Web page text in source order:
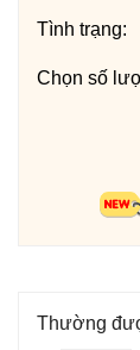
khách hàng lựa
Tình trạng:
Chọn số
Thường